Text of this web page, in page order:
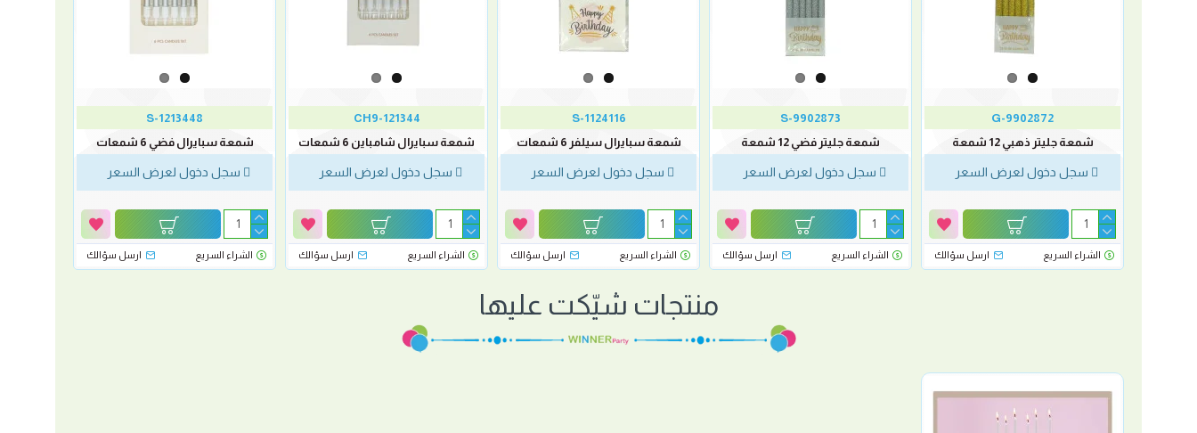
9902872-G
شمعة جليتر ذهبي 12 شمعة
سجل دخول لعرض السعر
الشراء السريع ارسل سؤالك
9902873-S
شمعة جليتر فضي 12 شمعة
سجل دخول لعرض السعر
الشراء السريع ارسل سؤالك
1124116-S
شمعة سبايرال سيلفر 6 شمعات
سجل دخول لعرض السعر
الشراء السريع ارسل سؤالك
121344-CH9
شمعة سبايرال شامباين 6 شمعات
سجل دخول لعرض السعر
الشراء السريع ارسل سؤالك
1213448-S
شمعة سبايرال فضي 6 شمعات
سجل دخول لعرض السعر
الشراء السريع ارسل سؤالك
منتجات شيّكت عليها